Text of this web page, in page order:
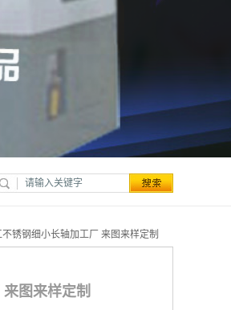
锈钢细小长轴加工厂 来图来样定制
图来样定制